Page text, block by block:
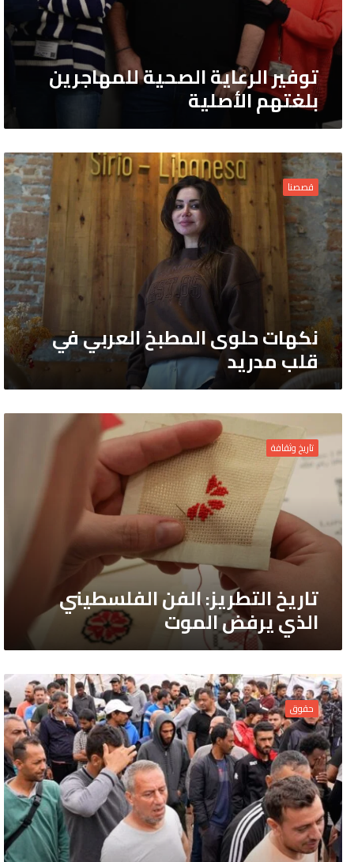
توفير الرعاية الصحية للمهاجرين
بلغتهم الأصلية
نكهات
حلوى
المطبخ
العربي
في
قلب
مدريد
قصصنا
نكهات حلوى المطبخ العربي في
قلب مدريد
تاريخ
التطريز:
الفن
الفلسطيني
الذي
يرفض
الموت
تاريخ وثقافة
تاريخ التطريز: الفن الفلسطيني
الذي يرفض الموت
سيطرة
اليمين
المتطرف
على
هولندا
تضع
المهاجرين
في
حالة
حقوق